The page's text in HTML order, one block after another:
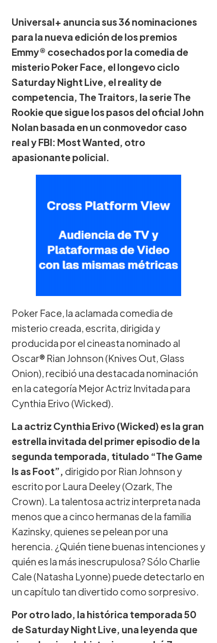
Universal+ anuncia sus 36 nominaciones
para la nueva edición de los premios
Emmy® cosechados por la comedia de
misterio Poker Face, el longevo ciclo
Saturday Night Live, el reality de
competencia, The Traitors, la serie The
Rookie que sigue los pasos del oficial John
Nolan basada en un conmovedor caso
real y FBI: Most Wanted, otro
apasionante policial.
Poker Face, la aclamada comedia de
misterio creada, escrita, dirigida y
producida por el cineasta nominado al
Oscar® Rian Johnson (Knives Out, Glass
Onion), recibió una destacada nominación
en la categoría Mejor Actriz Invitada para
Cynthia Erivo (Wicked).
La actriz Cynthia Erivo (Wicked) es la gran
estrella invitada del primer episodio de la
segunda temporada, titulado “The Game
Is as Foot”, dirigido por Rian Johnson y
escrito por Laura Deeley (Ozark, The
Crown). La talentosa actriz interpreta nada
menos que a cinco hermanas de la familia
Kazinsky, quienes se pelean por una
herencia. ¿Quién tiene buenas intenciones y
quién es la más inescrupulosa? Sólo Charlie
Cale (Natasha Lyonne) puede detectarlo en
un capítulo tan divertido como sorpresivo.
Por otro lado, la histórica temporada 50
de Saturday Night Live, una leyenda que